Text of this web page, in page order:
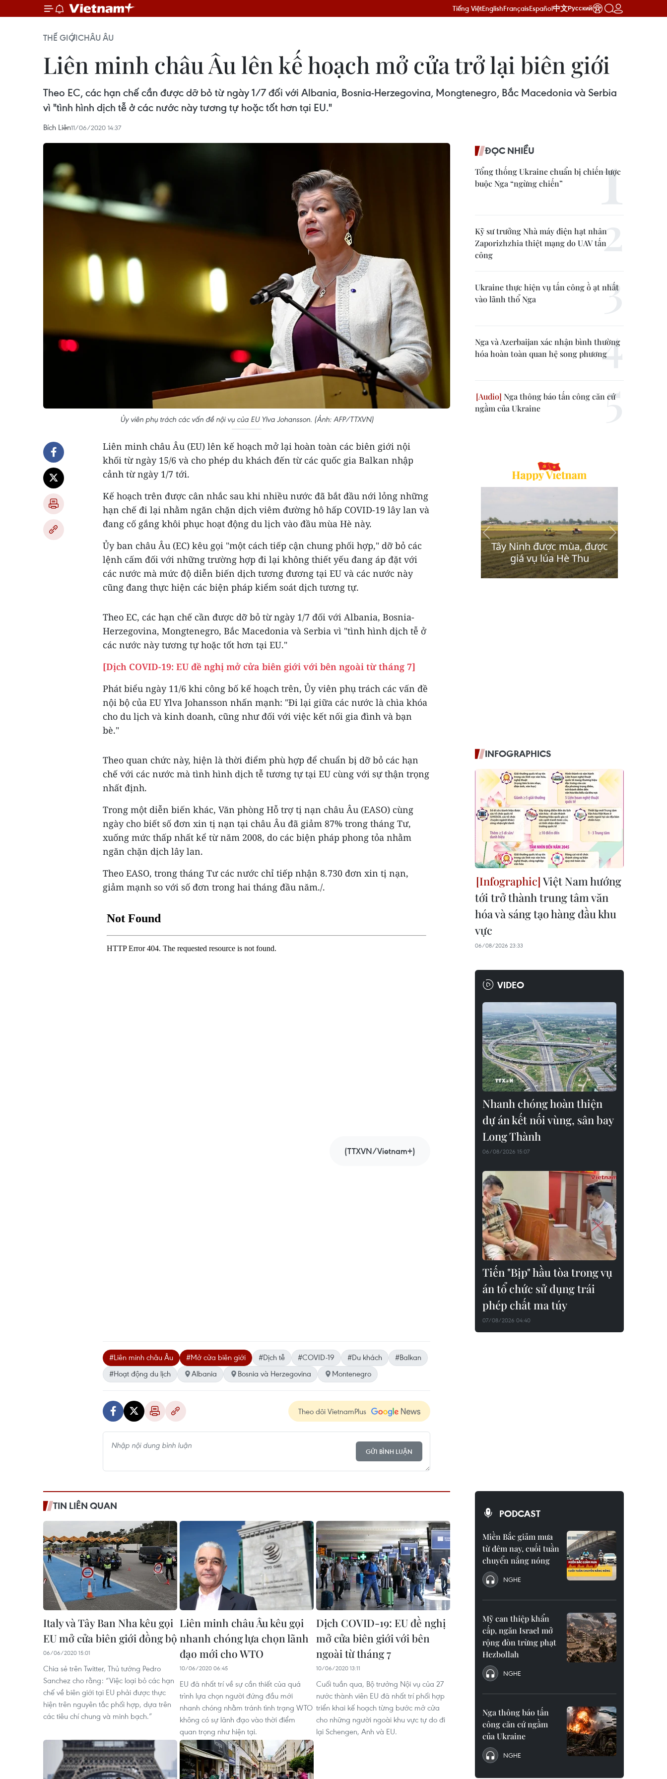
Tiếng ViệtEnglishFrançaisEspañol中文Русский
THẾ GIỚICHÂU ÂU
Liên minh châu Âu lên kế hoạch mở cửa trở lại biên giới
Theo EC, các hạn chế cần được dỡ bỏ từ ngày 1/7 đối với Albania, Bosnia-Herzegovina, Mongtenegro, Bắc Macedonia và Serbia
vì "tình hình dịch tễ ở các nước này tương tự hoặc tốt hơn tại EU."
Bích Liên11/06/2020 14:37
Ủy viên phụ trách các vấn đề nội vụ của EU Ylva Johansson. (Ảnh: AFP/TTXVN)
Liên minh châu Âu (EU) lên kế hoạch mở lại hoàn toàn các biên giới nội
khối từ ngày 15/6 và cho phép du khách đến từ các quốc gia Balkan nhập
cảnh từ ngày 1/7 tới.
Kế hoạch trên được cân nhắc sau khi nhiều nước đã bắt đầu nới lỏng những
hạn chế đi lại nhằm ngăn chặn dịch viêm đường hô hấp COVID-19 lây lan và
đang cố gắng khôi phục hoạt động du lịch vào đầu mùa Hè này.
Ủy ban châu Âu (EC) kêu gọi "một cách tiếp cận chung phối hợp," dỡ bỏ các
lệnh cấm đối với những trường hợp đi lại không thiết yếu đang áp đặt với
các nước mà mức độ diễn biến dịch tương đương tại EU và các nước này
cũng đang thực hiện các biện pháp kiểm soát dịch tương tự.
Theo EC, các hạn chế cần được dỡ bỏ từ ngày 1/7 đối với Albania, Bosnia-
Herzegovina, Mongtenegro, Bắc Macedonia và Serbia vì "tình hình dịch tễ ở
các nước này tương tự hoặc tốt hơn tại EU."
[Dịch COVID-19: EU đề nghị mở cửa biên giới với bên ngoài từ tháng 7]
Phát biểu ngày 11/6 khi công bố kế hoạch trên, Ủy viên phụ trách các vấn đề
nội bộ của EU Ylva Johansson nhấn mạnh: "Đi lại giữa các nước là chìa khóa
cho du lịch và kinh doanh, cũng như đối với việc kết nối gia đình và bạn
bè."
Theo quan chức này, hiện là thời điểm phù hợp để chuẩn bị dỡ bỏ các hạn
chế với các nước mà tình hình dịch tễ tương tự tại EU cùng với sự thận trọng
nhất định.
Trong một diễn biến khác, Văn phòng Hỗ trợ tị nạn châu Âu (EASO) cùng
ngày cho biết số đơn xin tị nạn tại châu Âu đã giảm 87% trong tháng Tư,
xuống mức thấp nhất kể từ năm 2008, do các biện pháp phong tỏa nhằm
ngăn chặn dịch lây lan.
Theo EASO, trong tháng Tư các nước chỉ tiếp nhận 8.730 đơn xin tị nạn,
giảm mạnh so với số đơn trong hai tháng đầu năm./.
(TTXVN/Vietnam+)
#Liên minh châu Âu #Mở cửa biên giới #Dịch tễ #COVID-19 #Du khách
#Balkan
#Hoạt động du lịch
Albania Bosnia và Herzegovina Montenegro
Theo dõi VietnamPlus
GỬI BÌNH LUẬN
TIN LIÊN QUAN
Italy và Tây Ban Nha kêu gọi
EU mở cửa biên giới đồng bộ
06/06/2020 15:01
Chia sẻ trên Twitter, Thủ tướng Pedro
Sanchez cho rằng: “Việc loại bỏ các hạn
chế về biên giới tại EU phải được thực
hiện trên nguyên tắc phối hợp, dựa trên
các tiêu chí chung và minh bạch.”
Liên minh châu Âu kêu gọi
nhanh chóng lựa chọn lãnh
đạo mới cho WTO
10/06/2020 06:45
EU đã nhất trí về sự cần thiết của quá
trình lựa chọn người đứng đầu mới
nhanh chóng nhằm tránh tình trạng WTO
không có sự lãnh đạo vào thời điểm
quan trọng như hiện tại.
Dịch COVID-19: EU đề nghị
mở cửa biên giới với bên
ngoài từ tháng 7
10/06/2020 13:11
Cuối tuần qua, Bộ trưởng Nội vụ của 27
nước thành viên EU đã nhất trí phối hợp
triển khai kế hoạch từng bước mở cửa
cho những người ngoài khu vực tự do đi
lại Schengen, Anh và EU.
ĐỌC NHIỀU
Tổng thống Ukraine chuẩn bị chiến lược
buộc Nga “ngừng chiến”
Kỹ sư trưởng Nhà máy điện hạt nhân
Zaporizhzhia thiệt mạng do UAV tấn
công
Ukraine thực hiện vụ tấn công ồ ạt nhất
vào lãnh thổ Nga
Nga và Azerbaijan xác nhận bình thường
hóa hoàn toàn quan hệ song phương
Nga thông báo tấn công căn cứ
ngầm của Ukraine
INFOGRAPHICS
Việt Nam hướng
tới trở thành trung tâm văn
hóa và sáng tạo hàng đầu khu
vực
06/08/2026 23:33
VIDEO
Nhanh chóng hoàn thiện
dự án kết nối vùng, sân bay
Long Thành
06/08/2026 15:07
Tiến "Bịp" hầu tòa trong vụ
án tổ chức sử dụng trái
phép chất ma túy
07/08/2026 04:40
PODCAST
Miền Bắc giảm mưa
từ đêm nay, cuối tuần
chuyển nắng nóng
NGHE
Mỹ can thiệp khẩn
cấp, ngăn Israel mở
rộng đòn trừng phạt
Hezbollah
NGHE
Nga thông báo tấn
công căn cứ ngầm
của Ukraine
NGHE